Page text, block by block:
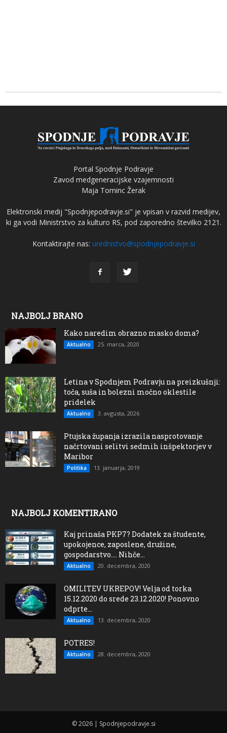
Portal Spodnje Podravje
Zavod medgeneracijske vzajemnosti
Maja Tominc Žerak
Elektronski medij "Spodnjepodravje.si" je vpisan v razvid medijev,
ki ga vodi Ministrstvo za kulturo RS, pod zaporedno številko 2121.
Kontaktirajte nas: urednistvo@spodnjepodravje.si
NAJBOLJ BRANO
Kako naredim obrazno masko doma?
Aktualno 25. marca, 2020
Letina v Spodnjem Podravju na preizkušnji:
toča, suša in bolezni močno oklestile
pridelek
Aktualno 3. avgusta, 2026
Ptujska županja izrazila nasprotovanje
načrtovani selitvi sedmih inšpektorjev v
Maribor
Politika 13. januarja, 2019
NAJBOLJ KOMENTIRANO
Kaj prinaša PKP7? Dodatek za študente,
upokojence, zaposlene, družine,
gospodarstvo…. Nihče...
Aktualno 20. decembra, 2020
OMILITEV UKREPOV! Velja od torka
15.12.2020 do srede 23.12.2020! Ponovno
odprte...
Aktualno 13. decembra, 2020
POTRES!
Aktualno 28. decembra, 2020
© 2026 | Spodnjepodravje.si